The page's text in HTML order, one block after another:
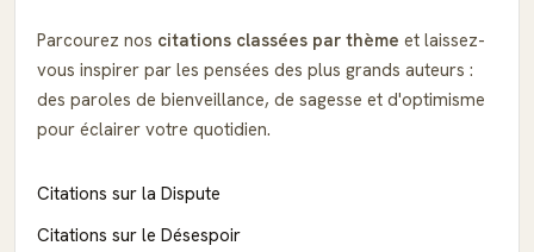
Parcourez nos citations classées par thème et laissez-
vous inspirer par les pensées des plus grands auteurs :
des paroles de bienveillance, de sagesse et d'optimisme
pour éclairer votre quotidien.
Citations sur la Dispute
Citations sur le Désespoir